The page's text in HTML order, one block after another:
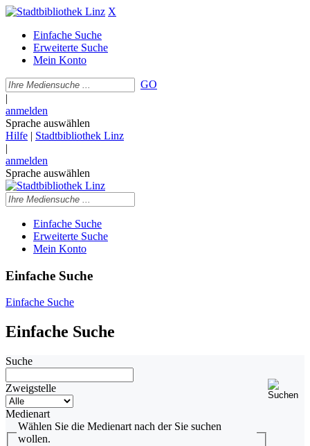
X
Einfache Suche
Erweiterte Suche
Mein Konto
GO
|
anmelden
Sprache auswählen
Hilfe | Stadtbibliothek Linz
|
anmelden
Sprache auswählen
Einfache Suche
Erweiterte Suche
Mein Konto
Einfache Suche
Einfache Suche
Einfache Suche
Suche
Zweigstelle
Medienart
Wählen Sie die Medienart nach der Sie suchen
wollen.